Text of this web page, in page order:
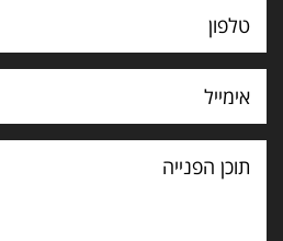
תוכן
הפנייה